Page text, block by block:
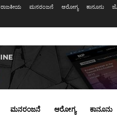
ರಾಜಕೀಯ ಮನರಂಜನೆ ಆರೋಗ್ಯ ಕಾನೂನು
ಮನರಂಜನೆ ಆರೋಗ್ಯ ಕಾನೂನು